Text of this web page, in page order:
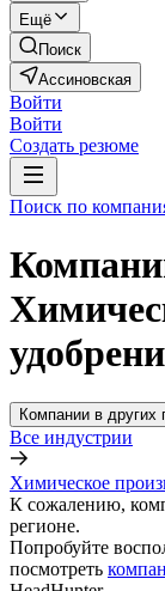
Ещё
Поиск
Ассиновская
Войти
Войти
Создать резюме
Поиск по
Компании в других
Все индустрии
Химическое
К сожалению,
регионе.
Попробуйте
посмотреть